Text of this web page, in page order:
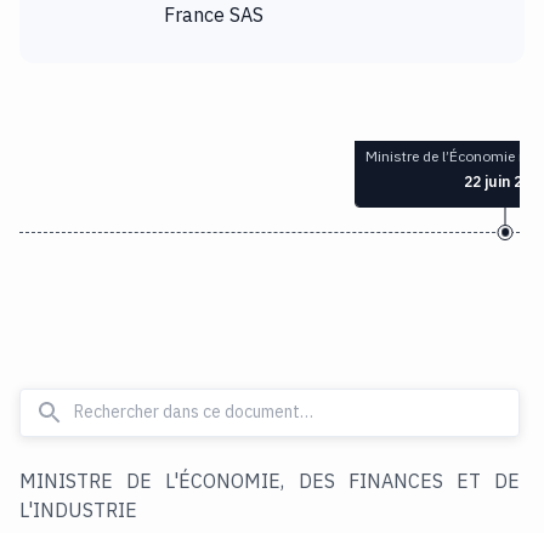
France SAS
Ministre de l’Économie n°
22 juin
MINISTRE DE L'ÉCONOMIE, DES FINANCES ET DE
L'INDUSTRIE